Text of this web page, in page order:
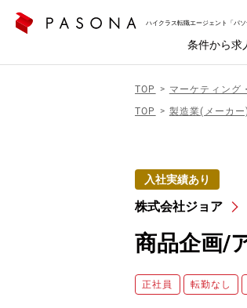
ハイクラス転職エージェント「パソ
条件から求
TOP マーケティング
TOP
製造業(メーカー
入社実績あり
株式会社ジョア
商品企画/
正社員 転勤なし